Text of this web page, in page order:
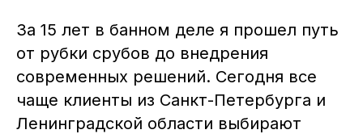
За 15 лет в банном деле я прошел путь
от рубки срубов до внедрения
современных решений. Сегодня все
чаще клиенты из Санкт-Петербурга и
Ленинградской области выбирают